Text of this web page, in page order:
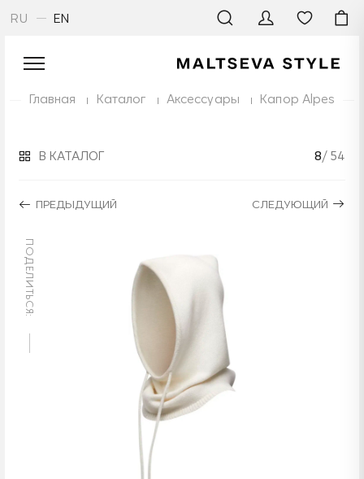
RU EN
Главная Каталог Аксессуары Капор Alpes
В КАТАЛОГ
ПРЕДЫДУЩИЙ
8/ 54
СЛЕДУЮЩИЙ
ПОДЕЛИТЬСЯ: